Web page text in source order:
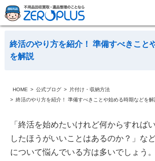
終活のやり方を紹介！ 準備すべきこと
を解説
HOME 公式ブログ
片付け・収納方法
終活のやり方を紹介！ 準備すべきことや始める時期などを解
「終活を始めたいけれど何からすれば
したほうがいいことはあるのか？」な
について悩んでいる方は多いでしょう